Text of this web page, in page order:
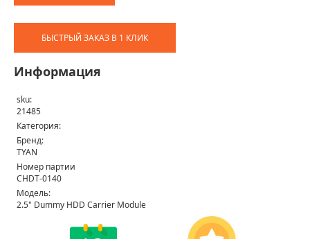
БЫСТРЫЙ ЗАКАЗ В 1 КЛИК
Информация
sku:
21485
Категория:
Бренд:
TYAN
Номер партии
CHDT-0140
Модель:
2.5" Dummy HDD Carrier Module